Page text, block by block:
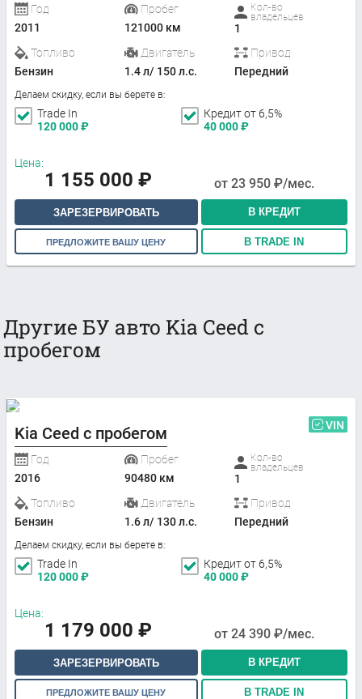
Год
2011
Пробег
121000 км
Кол-во
владельцев
1
Топливо
Бензин
Двигатель
1.4 л/ 150 л.с.
Привод
Передний
Делаем скидку, если вы берете в:
Trade In
120 000₽
Кредит от 6,5%
40 000₽
Цена:
1 155 000 ₽ от 23 950 ₽/мес.
ЗАРЕЗЕРВИРОВАТЬ В КРЕДИТ
ПРЕДЛОЖИТЕ ВАШУ ЦЕНУ В TRADE IN
Другие БУ авто Kia Ceed с
пробегом
Kia Ceed с пробегом VIN
Год
2016
Пробег
90480 км
Кол-во
владельцев
1
Топливо
Бензин
Двигатель
1.6 л/ 130 л.с.
Привод
Передний
Делаем скидку, если вы берете в:
Trade In
120 000₽
Кредит от 6,5%
40 000₽
Цена:
1 179 000 ₽ от 24 390 ₽/мес.
ЗАРЕЗЕРВИРОВАТЬ В КРЕДИТ
ПРЕДЛОЖИТЕ ВАШУ ЦЕНУ В TRADE IN